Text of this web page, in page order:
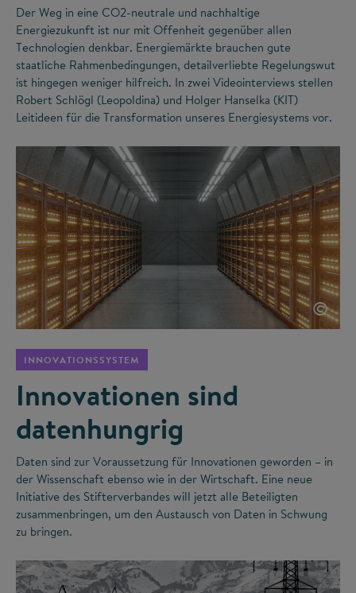
Der Weg in eine CO2-neutrale und nachhaltige
Energiezukunft ist nur mit Offenheit gegenüber allen
Technologien denkbar. Energiemärkte brauchen gute
staatliche Rahmenbedingungen, detailverliebte Regelungswut
ist hingegen weniger hilfreich. In zwei Videointerviews stellen
Robert Schlögl (Leopoldina) und Holger Hanselka (KIT)
Leitideen für die Transformation unseres Energiesystems vor.
©
INNOVATIONSSYSTEM
Innovationen sind
datenhungrig
Daten sind zur Voraussetzung für Innovationen geworden – in
der Wissenschaft ebenso wie in der Wirtschaft. Eine neue
Initiative des Stifterverbandes will jetzt alle Beteiligten
zusammenbringen, um den Austausch von Daten in Schwung
zu bringen.